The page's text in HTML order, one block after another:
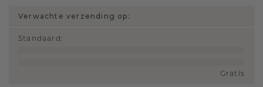
Verwachte verzending op:
Standaard :
Gratis